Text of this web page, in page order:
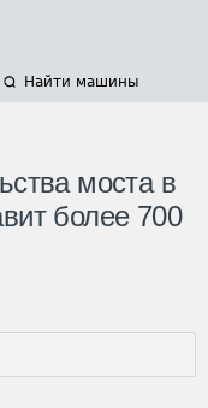
Найти машины
моста в
более 700